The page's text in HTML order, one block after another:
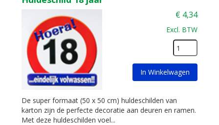
€ 4,34
Excl. BTW
In Winkelwagen
De super formaat (50 x 50 cm) huldeschilden van
karton zijn de perfecte decoratie aan deuren en ramen.
Met deze huldeschilden voel...